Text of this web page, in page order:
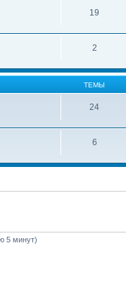
19
2
ТЕМЫ
24
6
5 минут)